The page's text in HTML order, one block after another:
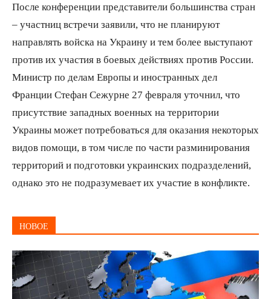
После конференции представители большинства стран
– участниц встречи заявили, что не планируют
направлять войска на Украину и тем более выступают
против их участия в боевых действиях против России.
Министр по делам Европы и иностранных дел
Франции Стефан Сежурне 27 февраля уточнил, что
присутствие западных военных на территории
Украины может потребоваться для оказания некоторых
видов помощи, в том числе по части разминирования
территорий и подготовки украинских подразделений,
однако это не подразумевает их участие в конфликте.
НОВОЕ